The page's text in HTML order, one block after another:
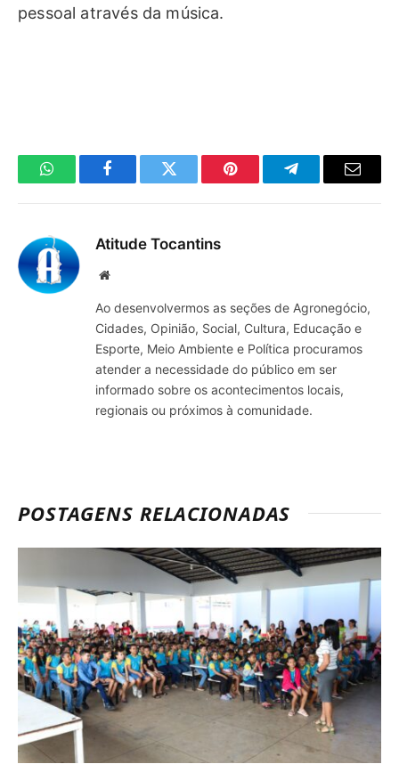
pessoal através da música.
WhatsAppFacebookTwitter Pinterest TelegramaE-
Atitude Tocantins
Site
Ao desenvolvermos as seções de Agronegócio,
Cidades, Opinião, Social, Cultura, Educação e
Esporte, Meio Ambiente e Política procuramos
atender a necessidade do público em ser
informado sobre os acontecimentos locais,
regionais ou próximos à comunidade.
POSTAGENS RELACIONADAS